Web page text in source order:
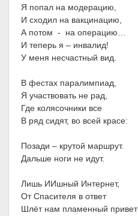
Я попал на модерацию,
И сходил на вакцинацию,
А потом - на операцию…
И теперь я – инвалид!
У меня несчастный вид.
В фестах паралимпиад,
Я участвовать не рад,
Где колясочники все
В ряд сидят, во всей красе:
Позади – крутой маршрут.
Дальше ноги не идут.
Лишь ИИшный Интернет,
От Спасителя в ответ
Шлёт нам пламенный